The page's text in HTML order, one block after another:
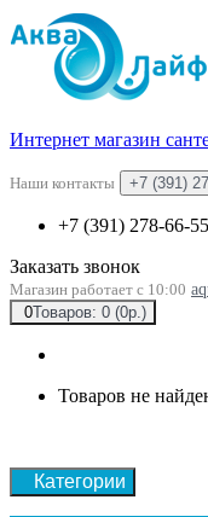
Интернет магазин
Наши контакты +7 (391)
+7 (391) 278-66-55
Заказать звонок
Магазин работает с 10:00
0Товаров: 0 (0р.)
Товаров не
Категории